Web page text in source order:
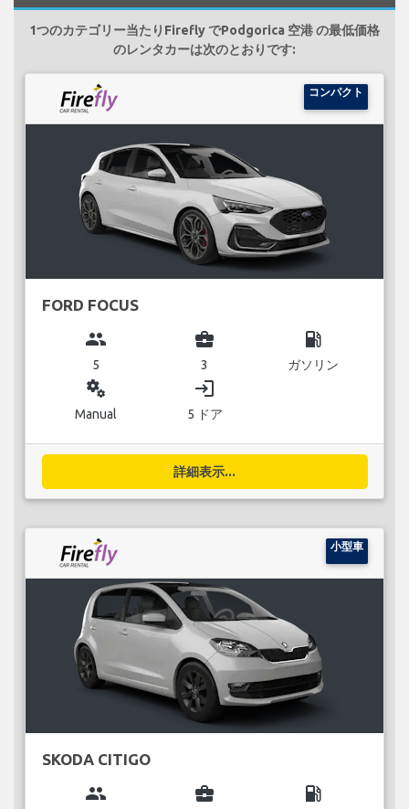
1つのカテゴリー当たりFirefly でPodgorica 空港 の最低価格
のレンタカーは次のとおりです:
コンパクト
FORD FOCUS
group
5
business_center
3
local_gas_station
ガソリン
miscellaneous_services
Manual
login
5 ドア
詳細表示...
小型車
SKODA CITIGO
group business_center local_gas_station